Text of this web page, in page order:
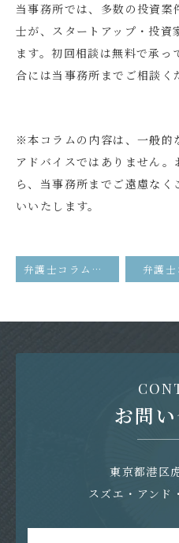
当事務所では、多数の投資
士が、スタートアップ・投資
ます。初回相談は無料で承
合には当事務所までご相談く
※本コラムの内容は、一般的
アドバイスではありません
ら、当事務所までご遠慮な
いいたします。
弁護士コラム「経営者のM&Aに対する姿勢」が掲載されました。 弁護士
お問
東京都港区
スズエ・アンド